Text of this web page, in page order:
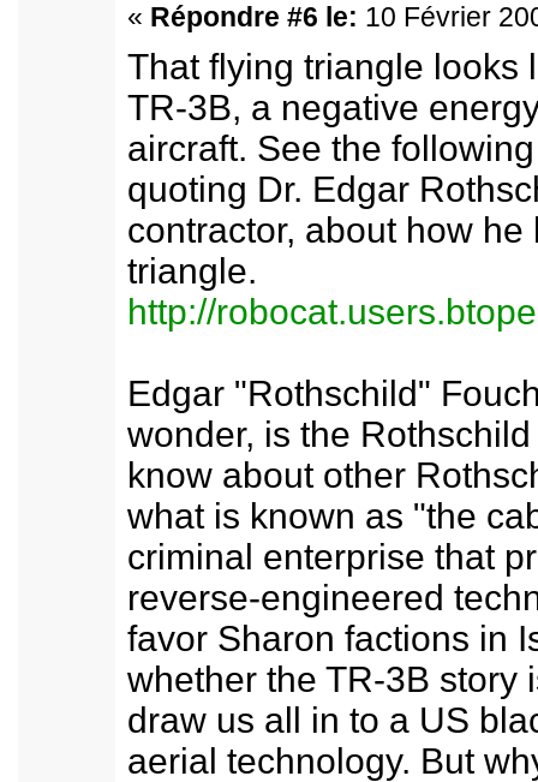
« Répondre #6 le: 10 Février
That flying triangle looks
TR-3B, a negative
aircraft. See the
quoting Dr. Edgar
contractor, about how
triangle.
http://
Edgar "Rothschild"
wonder, is the
know about other
what is known as "the
criminal enterprise that
reverse-engineered
favor Sharon factions in
whether the TR-3B story
draw us all in to a US
aerial technology. But